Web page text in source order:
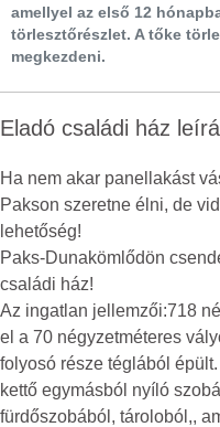
amellyel az első 12
törlesztőrészlet. A tőke
megkezdeni.
Eladó családi ház
Ha nem akar panellakást
Pakson szeretne élni, de
lehetőség!
Paks-Dunakömlődön
családi ház!
Az ingatlan jellemzői:718
el a 70 négyzetméteres
folyosó része téglából
kettő egymásból nyíló
fürdőszobából, tároloból,,